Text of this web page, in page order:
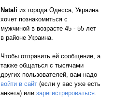
Natali из города Одесса, Украина
хочет познакомиться с
мужчиной в возрасте 45 - 55 лет
в районе Украина.
Чтобы отправить ей сообщение, а
также общаться с тысячами
других пользователей, вам надо
войти в сайт (если у вас уже есть
анкета) или зарегистрироваться.